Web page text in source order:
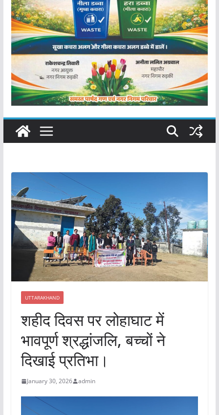
UTTARAKHAND
शहीद दिवस पर लोहाघाट में
भावपूर्ण श्रद्धांजलि, बच्चों ने
दिखाई प्रतिभा।
January 30, 2026 admin